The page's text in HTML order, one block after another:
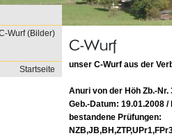
Wurf (Bilder)
Startseite
unser C-Wurf aus der
Anuri von der Höh Zb.-Nr.
Geb.-Datum: 19.01.2008 /
bestandene Prüfungen: